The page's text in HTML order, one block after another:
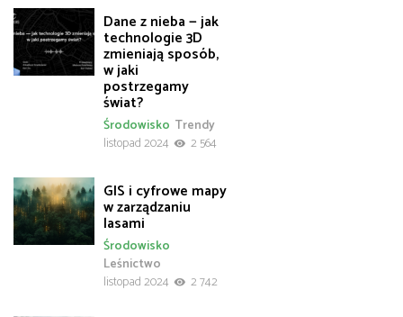
Dane z nieba — jak
technologie 3D
zmieniają sposób,
w jaki
postrzegamy
świat?
Środowisko Trendy
listopad 2024
2 564
GIS i cyfrowe mapy
w zarządzaniu
lasami
Leśnictwo
Środowisko
listopad 2024
2 742